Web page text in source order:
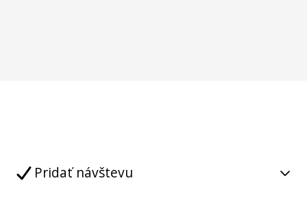
Pridať návštevu